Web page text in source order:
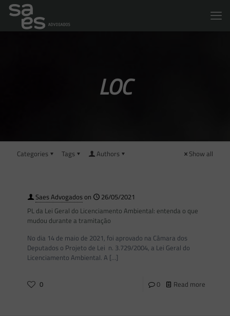
LOC
Categories Tags Authors Show all
Saes Advogadoson
26/05/2021
PL da Lei Geral do Licenciamento Ambiental: entenda o que
mudou durante a tramitação
No dia 14 de maio de 2021, foi aprovado na Câmara dos
Deputados o Projeto de Lei n. 3.729/2004, a Lei Geral do
Licenciamento Ambiental. A […]
0 0 Read more